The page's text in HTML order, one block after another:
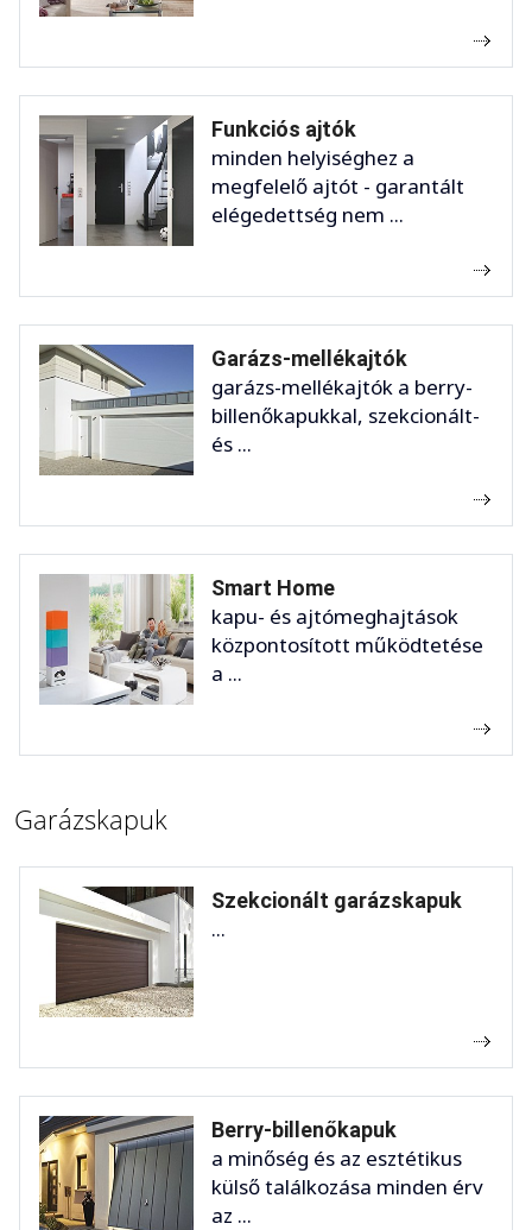
Funkciós ajtók
minden helyiséghez a
megfelelő ajtót - garantált
elégedettség nem ...
Garázs-mellékajtók
garázs-mellékajtók a berry-
billenőkapukkal, szekcionált-
és ...
Smart Home
kapu- és ajtómeghajtások
központosított működtetése
a ...
Garázskapuk
Szekcionált garázskapuk
...
Berry-billenőkapuk
a minőség és az esztétikus
külső találkozása minden érv
az ...